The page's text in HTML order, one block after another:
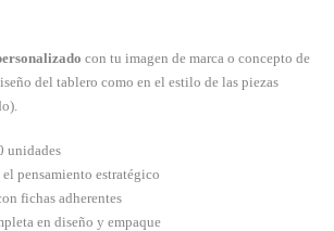
con tu imagen de marca o concepto de
del tablero como en el estilo de las piezas
unidades
pensamiento estratégico
fichas adherentes
en diseño y empaque